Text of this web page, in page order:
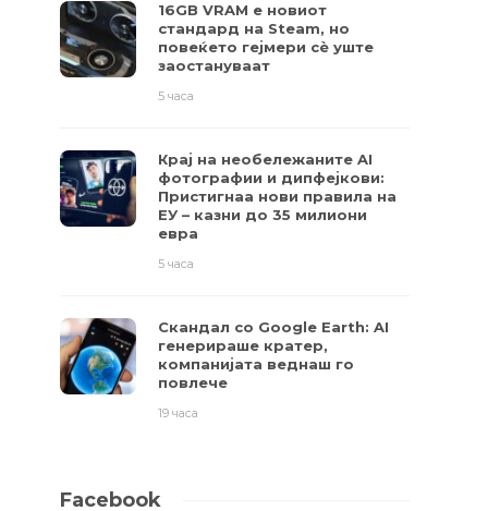
16GB VRAM е новиот
стандард на Steam, но
повеќето гејмери ​​сè уште
заостануваат
5 часа
Крај на необележаните AI
фотографии и дипфејкови:
Пристигнаа нови правила на
ЕУ – казни до 35 милиони
евра
5 часа
Скандал со Google Earth: AI
генерираше кратер,
компанијата веднаш го
повлече
19 часа
Facebook